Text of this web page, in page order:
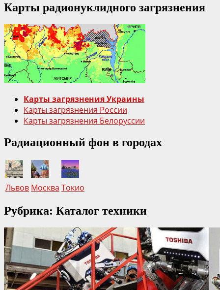
Карты радионуклидного загрязнения
Карты загрязнения Украины
Карты загрязнения России
Карты загрязнения Белоруссии
Радиационный фон в городах
Львов Москва Токио
Рубрика: Каталог техники